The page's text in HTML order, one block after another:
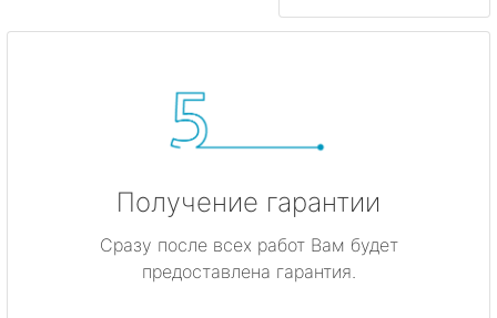
Получение гарантии
Сразу после всех работ Вам будет
предоставлена гарантия.